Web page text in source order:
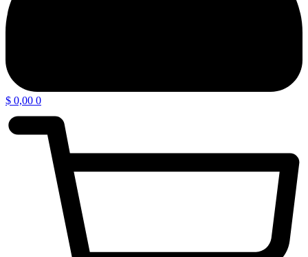
$ 0,00 0